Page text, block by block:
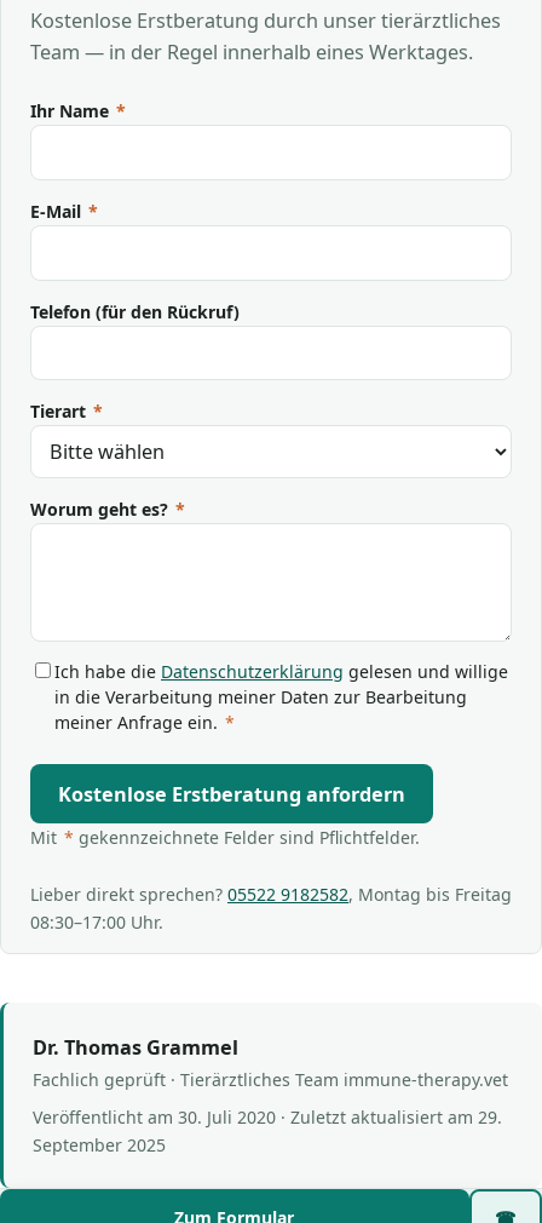
Kostenlose Erstberatung durch unser tierärztliches
Team — in der Regel innerhalb eines Werktages.
Ihr Name *
E-Mail *
Telefon (für den Rückruf)
Tierart *
Worum geht es? *
Ich habe die Datenschutzerklärung gelesen und willige
in die Verarbeitung meiner Daten zur Bearbeitung
meiner Anfrage ein. *
Kostenlose Erstberatung anfordern
Mit * gekennzeichnete Felder sind Pflichtfelder.
Lieber direkt sprechen? 05522 9182582, Montag bis Freitag
08:30–17:00 Uhr.
Dr. Thomas Grammel
Fachlich geprüft · Tierärztliches Team immune-therapy.vet
Veröffentlicht am 30. Juli 2020 · Zuletzt aktualisiert am 29.
September 2025
Zum Formular ☎